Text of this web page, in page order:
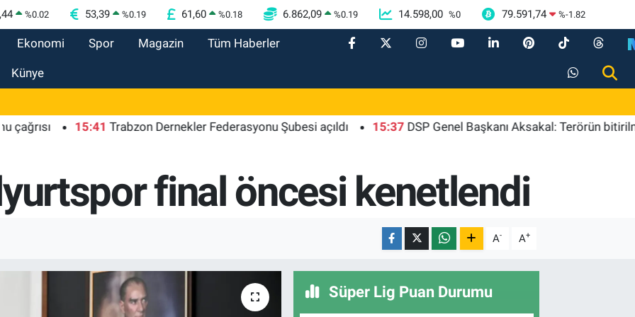
%0.02 53,39 %0.19 61,60 %0.18 6.862,09 %0.19 14.598,00 %0 79.591,74 %-1.82
Ekonomi Spor Magazin Tüm Haberler
Künye
15:41 Trabzon Dernekler Federasyonu Şubesi açıldı 15:37 DSP Genel Başkanı Aksakal: Terörün bitirilmesi
final öncesi kenetlendi
A- A+
Süper Lig Puan Durumu